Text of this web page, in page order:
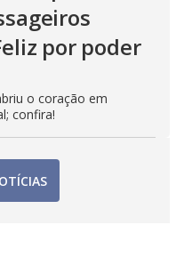
por poder
o coração em
confira!